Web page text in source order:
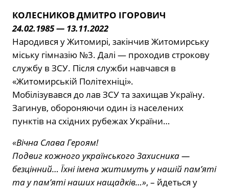
КОЛЕСНИКОВ ДМИТРО ІГОРОВИЧ
24.02.1985 — 13.11.2022
Народився у Житомирі, закінчив Житомирську
міську гімназію №3. Далі — проходив строкову
службу в ЗСУ. Після служби навчався в
«Житомирській Політехніці».
Мобілізувався до лав ЗСУ та захищав Україну.
Загинув, обороняючи один із населених
пунктів на східних рубежах України…
«Вічна Слава Героям!
Подвиг кожного українського Захисника —
безцінний… Їхні імена житимуть у нашій пам’яті
та у пам’яті наших нащадків…», – йдеться у